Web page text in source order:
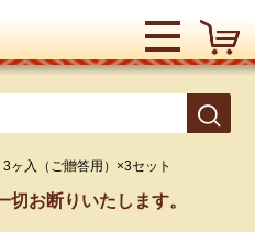
ヶ入（ご贈答用）×3セット
お断りいたします。